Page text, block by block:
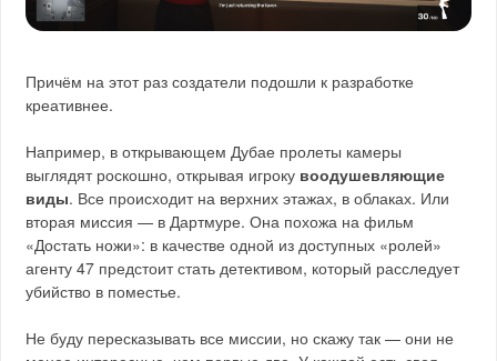
Причём на этот раз создатели подошли к разработке
креативнее.
Например, в открывающем Дубае пролеты камеры
выглядят роскошно, открывая игроку воодушевляющие
виды. Все происходит на верхних этажах, в облаках. Или
вторая миссия — в Дартмуре. Она похожа на фильм
«Достать ножи»: в качестве одной из доступных «ролей»
агенту 47 предстоит стать детективом, который расследует
убийство в поместье.
Не буду пересказывать все миссии, но скажу так — они не